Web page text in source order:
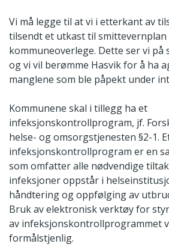
Vi må legge til at vi i etterkant av
tilsendt et utkast til smittevernplan
kommuneoverlege. Dette ser vi
og vi vil berømme Hasvik for å ha
manglene som ble påpekt under
Kommunene skal i tillegg ha et
infeksjonskontrollprogram, jf.
helse- og omsorgstjenesten §2-1.
infeksjonskontrollprogram er en
som omfatter alle nødvendige
infeksjoner oppstår i
håndtering og oppfølging av
Bruk av elektronisk verktøy for
av infeksjonskontrollprogrammet
formålstjenlig.